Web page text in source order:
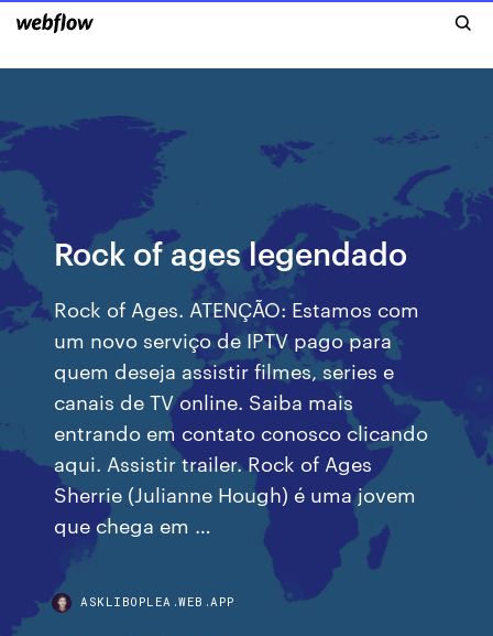
Rock of ages legendado
Rock of Ages. ATENÇÃO: Estamos com
um novo serviço de IPTV pago para
quem deseja assistir filmes, series e
canais de TV online. Saiba mais
entrando em contato conosco clicando
aqui. Assistir trailer. Rock of Ages
Sherrie (Julianne Hough) é uma jovem
que chega em …
ASKLIBOPLEA.WEB.APP